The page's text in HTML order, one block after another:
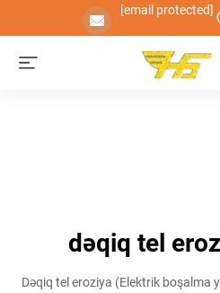
[email protected]
dəqiq tel
Dəqiq tel eroziya (Elektrik boşalma